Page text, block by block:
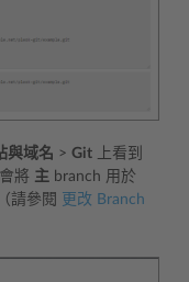
與域名 > Git 上看到
將 主 branch 用於
請參閱 更改 Branch